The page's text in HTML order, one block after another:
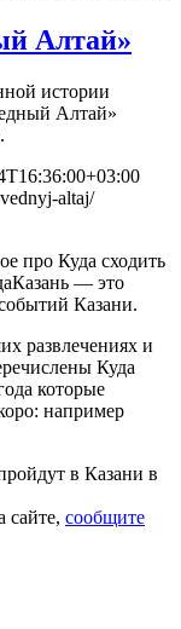
Алтай»
истории
Алтай»
altaj/
про Куда сходить
— это
Казани.
развлечениях и
Куда
которые
например
в Казани в
сайте, сообщите